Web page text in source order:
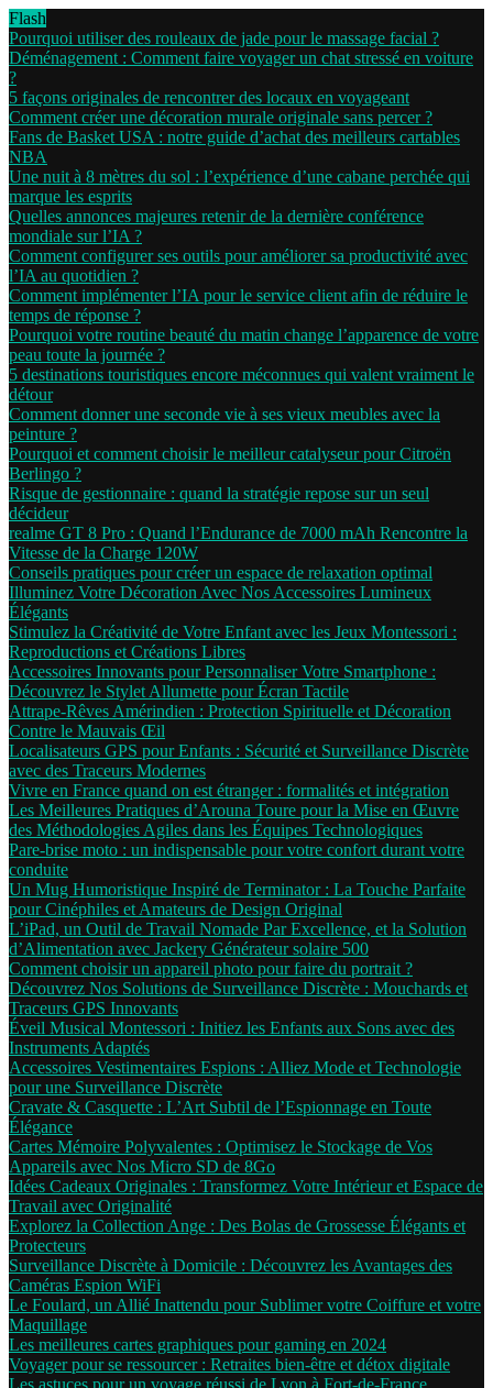
Flash
Pourquoi utiliser des rouleaux de jade pour le massage facial ?
Déménagement : Comment faire voyager un chat stressé en voiture
?
5 façons originales de rencontrer des locaux en voyageant
Comment créer une décoration murale originale sans percer ?
Fans de Basket USA : notre guide d’achat des meilleurs cartables
NBA
Une nuit à 8 mètres du sol : l’expérience d’une cabane perchée qui
marque les esprits
Quelles annonces majeures retenir de la dernière conférence
mondiale sur l’IA ?
Comment configurer ses outils pour améliorer sa productivité avec
l’IA au quotidien ?
Comment implémenter l’IA pour le service client afin de réduire le
temps de réponse ?
Pourquoi votre routine beauté du matin change l’apparence de votre
peau toute la journée ?
5 destinations touristiques encore méconnues qui valent vraiment le
détour
Comment donner une seconde vie à ses vieux meubles avec la
peinture ?
Pourquoi et comment choisir le meilleur catalyseur pour Citroën
Berlingo ?
Risque de gestionnaire : quand la stratégie repose sur un seul
décideur
realme GT 8 Pro : Quand l’Endurance de 7000 mAh Rencontre la
Vitesse de la Charge 120W
Conseils pratiques pour créer un espace de relaxation optimal
Illuminez Votre Décoration Avec Nos Accessoires Lumineux
Élégants
Stimulez la Créativité de Votre Enfant avec les Jeux Montessori :
Reproductions et Créations Libres
Accessoires Innovants pour Personnaliser Votre Smartphone :
Découvrez le Stylet Allumette pour Écran Tactile
Attrape-Rêves Amérindien : Protection Spirituelle et Décoration
Contre le Mauvais Œil
Localisateurs GPS pour Enfants : Sécurité et Surveillance Discrète
avec des Traceurs Modernes
Vivre en France quand on est étranger : formalités et intégration
Les Meilleures Pratiques d’Arouna Toure pour la Mise en Œuvre
des Méthodologies Agiles dans les Équipes Technologiques
Pare-brise moto : un indispensable pour votre confort durant votre
conduite
Un Mug Humoristique Inspiré de Terminator : La Touche Parfaite
pour Cinéphiles et Amateurs de Design Original
L’iPad, un Outil de Travail Nomade Par Excellence, et la Solution
d’Alimentation avec Jackery Générateur solaire 500
Comment choisir un appareil photo pour faire du portrait ?
Découvrez Nos Solutions de Surveillance Discrète : Mouchards et
Traceurs GPS Innovants
Éveil Musical Montessori : Initiez les Enfants aux Sons avec des
Instruments Adaptés
Accessoires Vestimentaires Espions : Alliez Mode et Technologie
pour une Surveillance Discrète
Cravate & Casquette : L’Art Subtil de l’Espionnage en Toute
Élégance
Cartes Mémoire Polyvalentes : Optimisez le Stockage de Vos
Appareils avec Nos Micro SD de 8Go
Idées Cadeaux Originales : Transformez Votre Intérieur et Espace de
Travail avec Originalité
Explorez la Collection Ange : Des Bolas de Grossesse Élégants et
Protecteurs
Surveillance Discrète à Domicile : Découvrez les Avantages des
Caméras Espion WiFi
Le Foulard, un Allié Inattendu pour Sublimer votre Coiffure et votre
Maquillage
Les meilleures cartes graphiques pour gaming en 2024
Voyager pour se ressourcer : Retraites bien-être et détox digitale
Les astuces pour un voyage réussi de Lyon à Fort-de-France